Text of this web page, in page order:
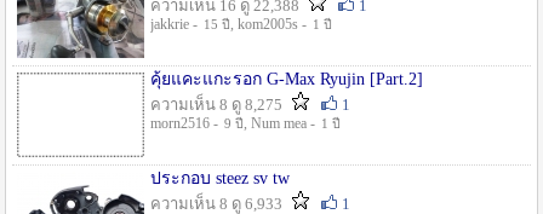
ความเห็น 16 ดู 22,388
1
jakkrie - 15 ปี , kom2005s - 1 ปี
คุ้ยแคะแกะรอก G-Max Ryujin [Part.2]
ความเห็น 8 ดู 8,275
1
morn2516 - 9 ปี , Num mea - 1 ปี
ประกอบ steez sv tw
ความเห็น 8 ดู 6,933
1